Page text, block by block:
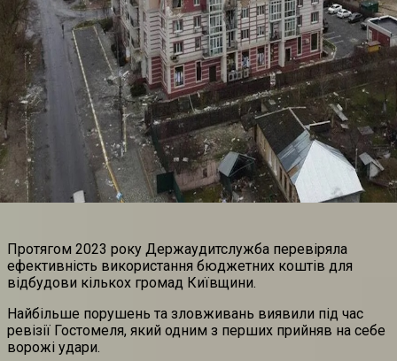
Протягом 2023 року Держаудитслужба перевіряла
ефективність використання бюджетних коштів для
відбудови кількох громад Київщини.
Найбільше порушень та зловживань виявили під час
ревізії Гостомеля, який одним з перших прийняв на себе
ворожі удари.